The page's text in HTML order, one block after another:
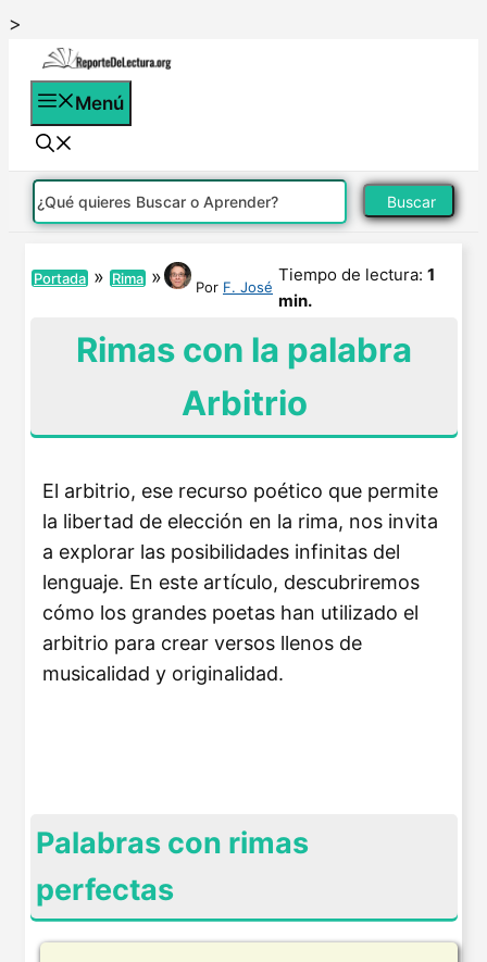
>
contenido
Menú
Buscar
Portada » Rima » Por F. José
Tiempo de lectura: 1
min.
Rimas con la palabra
Arbitrio
El arbitrio, ese recurso poético que permite
la libertad de elección en la rima, nos invita
a explorar las posibilidades infinitas del
lenguaje. En este artículo, descubriremos
cómo los grandes poetas han utilizado el
arbitrio para crear versos llenos de
musicalidad y originalidad.
Palabras con rimas
perfectas